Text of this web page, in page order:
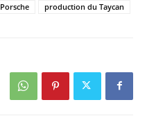
Porsche production du Taycan